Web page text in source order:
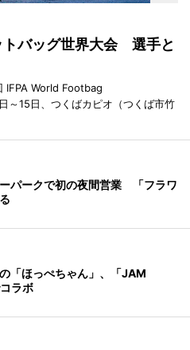
トバッグ世界大会 選手と
IFPA World Footbag
15日、つくばカピオ（つくば市竹
パークで初の夜間営業 「フラワ
「ほっぺちゃん」、「JAM
ラボ